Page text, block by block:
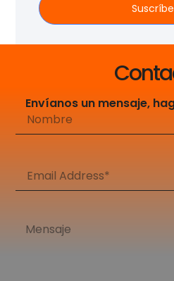
Envíanos un mensaje,